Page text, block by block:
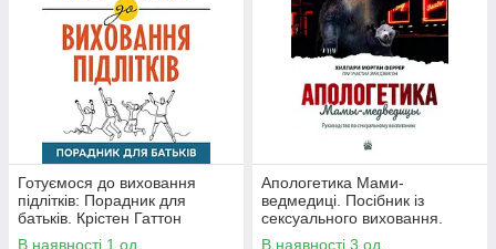
Готуємося до виховання
підлітків: Порадник для
батьків. Крістен Гаттон
В наявності 1 од.
Апологетика Мами-
ведмедиці. Посібник із
сексуального виховання.
Хілларі Морган Феррер /
В наявності 3 од.